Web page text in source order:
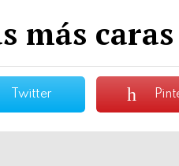
más
Twitter